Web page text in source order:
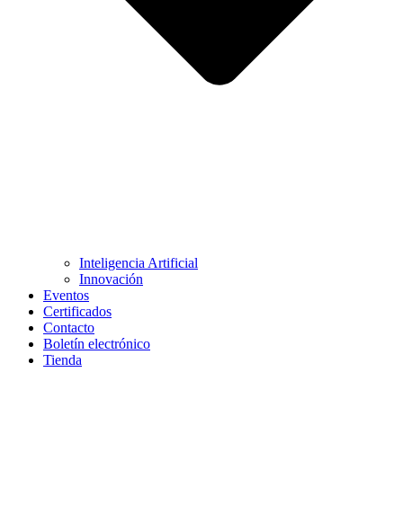
Inteligencia Artificial
Innovación
Eventos
Certificados
Contacto
Boletín electrónico
Tienda